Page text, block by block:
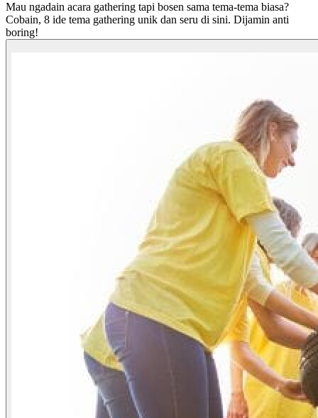
Mau ngadain acara gathering tapi bosen sama tema-tema biasa?
Cobain, 8 ide tema gathering unik dan seru di sini. Dijamin anti
boring!